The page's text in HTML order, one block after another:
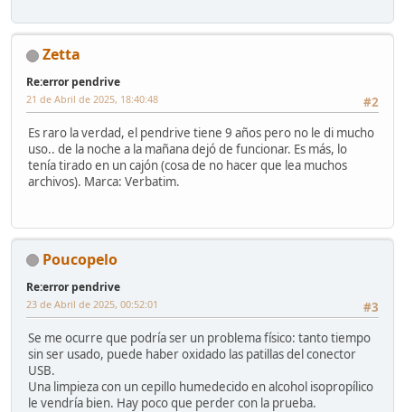
Zetta
Re:error pendrive
#2
21 de Abril de 2025, 18:40:48
Es raro la verdad, el pendrive tiene 9 años pero no le di mucho
uso.. de la noche a la mañana dejó de funcionar. Es más, lo
tenía tirado en un cajón (cosa de no hacer que lea muchos
archivos). Marca: Verbatim.
Poucopelo
Re:error pendrive
#3
23 de Abril de 2025, 00:52:01
Se me ocurre que podría ser un problema físico: tanto tiempo
sin ser usado, puede haber oxidado las patillas del conector
USB.
Una limpieza con un cepillo humedecido en alcohol isopropílico
le vendría bien. Hay poco que perder con la prueba.